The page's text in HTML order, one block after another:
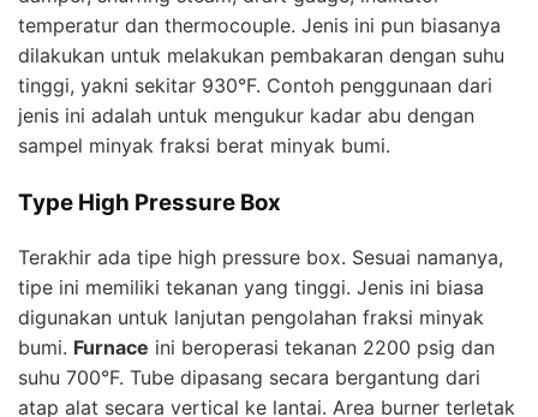
temperatur dan thermocouple. Jenis ini pun biasanya
dilakukan untuk melakukan pembakaran dengan suhu
tinggi, yakni sekitar 930°F. Contoh penggunaan dari
jenis ini adalah untuk mengukur kadar abu dengan
sampel minyak fraksi berat minyak bumi.
Type High Pressure Box
Terakhir ada tipe high pressure box. Sesuai namanya,
tipe ini memiliki tekanan yang tinggi. Jenis ini biasa
digunakan untuk lanjutan pengolahan fraksi minyak
bumi. Furnace ini beroperasi tekanan 2200 psig dan
suhu 700°F. Tube dipasang secara bergantung dari
atap alat secara vertical ke lantai. Area burner terletak